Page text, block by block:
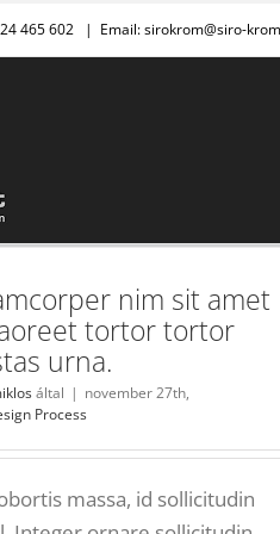
465 602 | Email: sirokrom@siro-
nim sit amet
tortor tortor
urna.
által | november 27th,
Process
massa, id sollicitudin